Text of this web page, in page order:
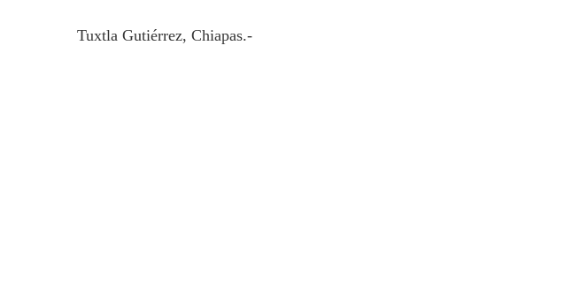
Tuxtla Gutiérrez, Chiapas.-